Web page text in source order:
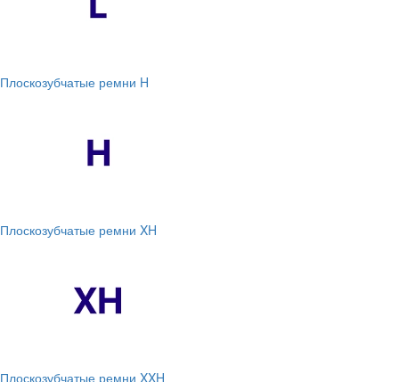
Плоскозубчатые ремни H
Плоскозубчатые ремни XH
Плоскозубчатые ремни XXH